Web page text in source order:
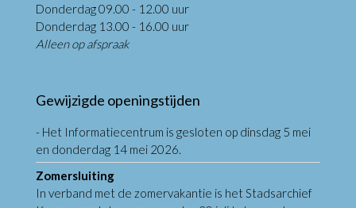
Donderdag 09.00 - 12.00 uur
Donderdag 13.00 - 16.00 uur
Alleen op afspraak
Gewijzigde openingstijden
- Het Informatiecentrum is gesloten op dinsdag 5 mei
en donderdag 14 mei 2026.
Zomersluiting
In verband met de zomervakantie is het Stadsarchief